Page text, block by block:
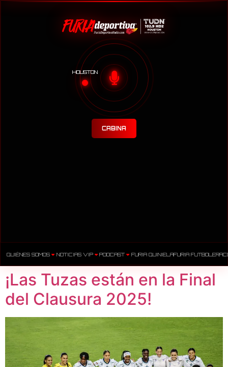
HOUSTON
CABINA
QUIÉNES SOMOS NOTICIAS VIP PODCAST FURIA QUINIELAFURIA FUTBOLERA
¡Las Tuzas están en la Final
del Clausura 2025!